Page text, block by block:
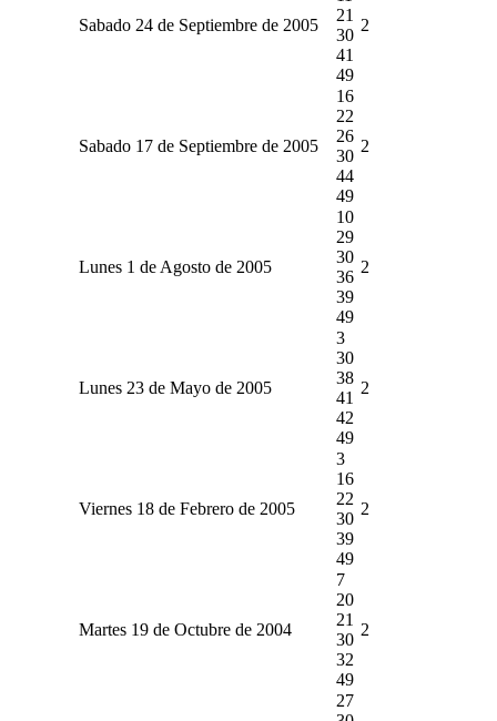
Sabado 24 de Septiembre de 2005
21
30
41
49
2
Sabado 17 de Septiembre de 2005
16
22
26
30
44
49
2
Lunes 1 de Agosto de 2005
10
29
30
36
39
49
2
Lunes 23 de Mayo de 2005
3
30
38
41
42
49
2
Viernes 18 de Febrero de 2005
3
16
22
30
39
49
2
Martes 19 de Octubre de 2004
7
20
21
30
32
49
2
27